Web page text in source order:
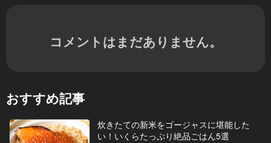
コメントはまだありません。
おすすめ記事
炊きたての新米をゴージャスに堪能した
い！いくらたっぷり絶品ごはん5選